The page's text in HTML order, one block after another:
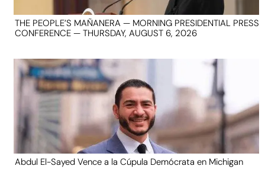
THE PEOPLE’S MAÑANERA — MORNING PRESIDENTIAL PRESS
CONFERENCE — THURSDAY, AUGUST 6, 2026
Abdul El-Sayed Vence a la Cúpula Demócrata en Michigan